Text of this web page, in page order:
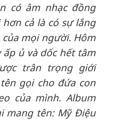
có âm nhạc đồng
cả là có sự lắng
mọi người. Hôm
ấp ủ và dốc hết tâm
trân trọng giới
gọi cho đứa con
của mình. Album
mang tên: Mỹ Điệu